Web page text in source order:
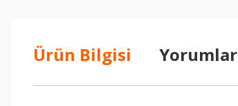
Ürün Bilgisi Yorumlar